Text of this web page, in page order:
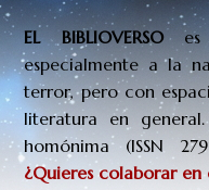
EL BIBLIOVERSO
especialmente a la
terror, pero con
literatura en
homónima (ISSN
¿Quieres colaborar en